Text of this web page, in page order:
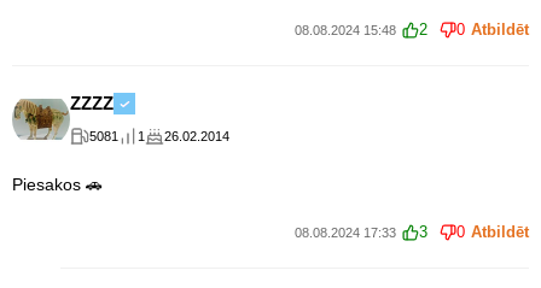
08.08.2024 15:48 2 0 Atbildēt
ZZZZ
5081 1 26.02.2014
Piesakos 🚗
08.08.2024 17:33 3 0 Atbildēt